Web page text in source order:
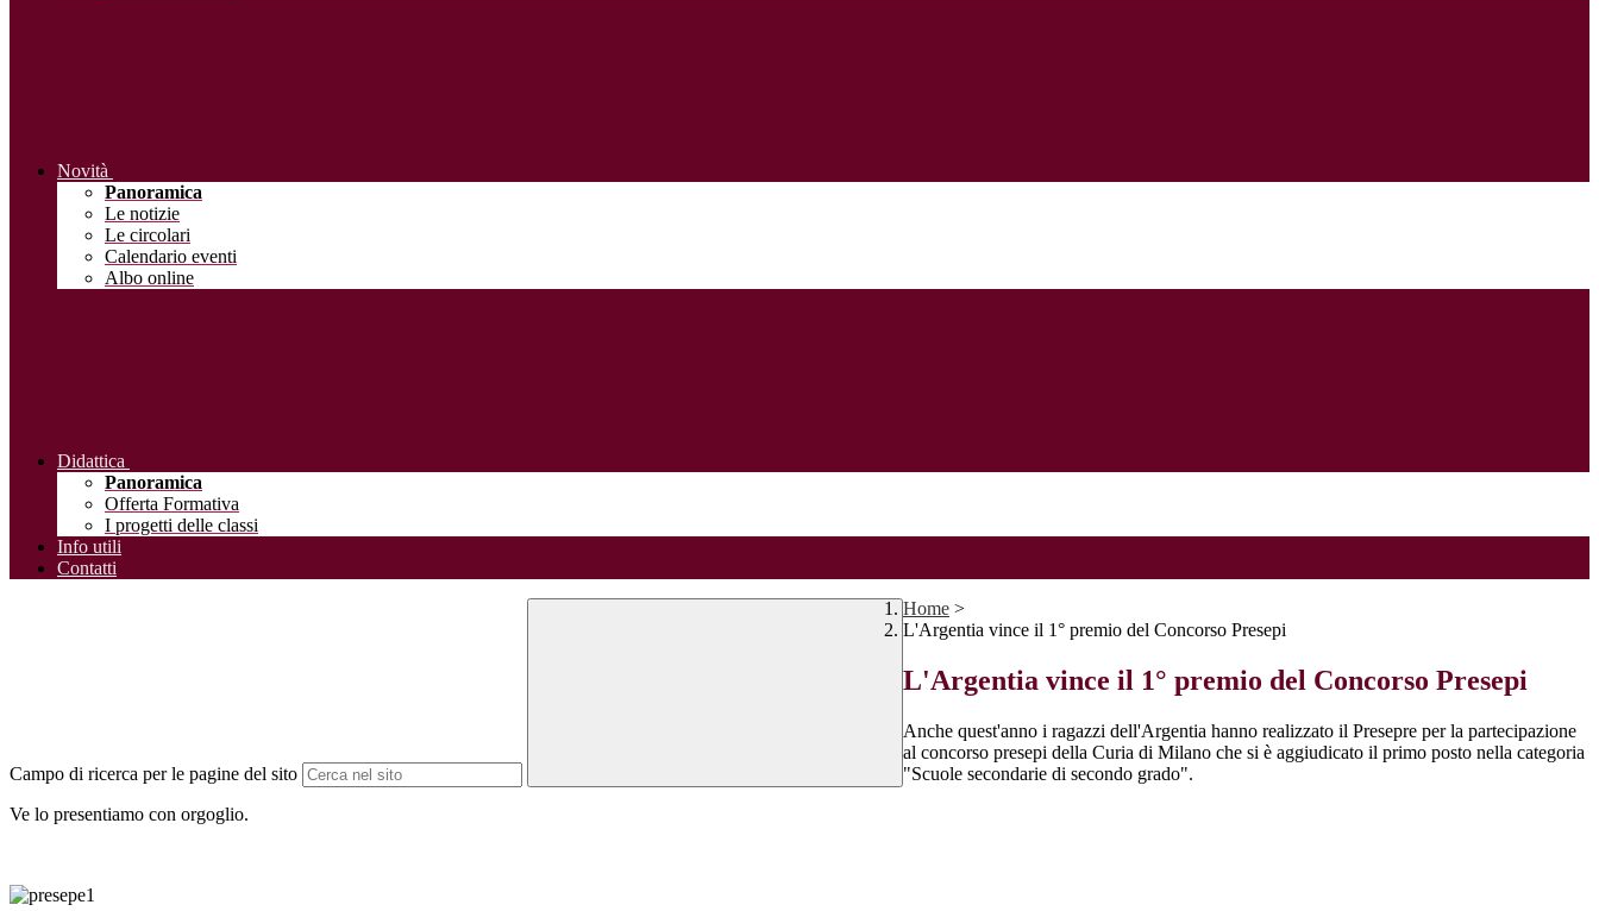
Novità
Panoramica
Le notizie
Le circolari
Calendario eventi
Albo online
Didattica
Panoramica
Offerta Formativa
I progetti delle classi
Info utili
Contatti
Campo di ricerca per le pagine del sito
Home >
L'Argentia vince il 1° premio del Concorso Presepi
L'Argentia vince il 1° premio del Concorso Presepi
Anche quest'anno i ragazzi dell'Argentia hanno realizzato il Presepre per la partecipazione
al concorso presepi della Curia di Milano che si è aggiudicato il primo posto nella categoria
"Scuole secondarie di secondo grado".
Ve lo presentiamo con orgoglio.